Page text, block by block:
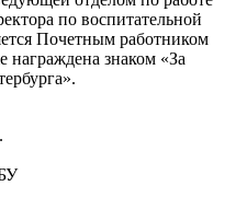
по воспитательной
Почетным работником
награждена знаком «За